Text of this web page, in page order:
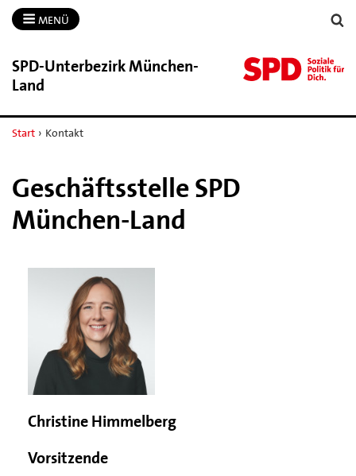
MENÜ
SPD-​Unterbezirk München-​
Land
Start › Kontakt
Geschäftsstelle SPD
München-Land
Christine Himmelberg
Vorsitzende